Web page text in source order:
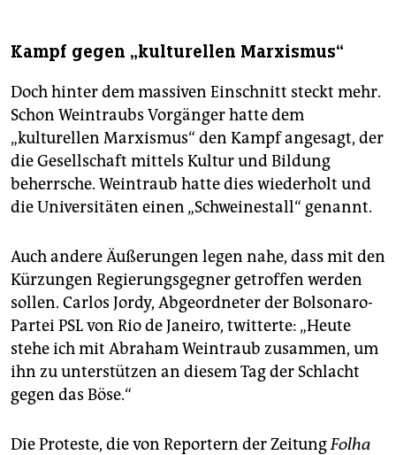
Kampf gegen „kulturellen Marxismus“
Doch hinter dem massiven Einschnitt steckt mehr.
Schon Weintraubs Vorgänger hatte dem
„kulturellen Marxismus“ den Kampf angesagt, der
die Gesellschaft mittels Kultur und Bildung
beherrsche. Weintraub hatte dies wiederholt und
die Universitäten einen „Schweinestall“ genannt.
Auch andere Äußerungen legen nahe, dass mit den
Kürzungen Regierungsgegner getroffen werden
sollen. Carlos Jordy, Abgeordneter der Bolsonaro-
Partei PSL von Rio de Janeiro, twitterte: „Heute
stehe ich mit Abraham Weintraub zusammen, um
ihn zu unterstützen an diesem Tag der Schlacht
gegen das Böse.“
Die Proteste, die von Reportern der ZeitungFolha